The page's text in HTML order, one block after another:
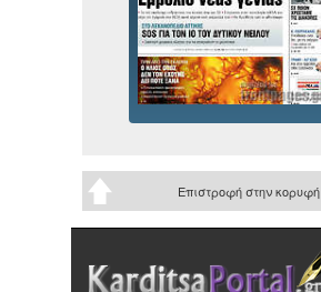
Επιστροφή στην κορυφή